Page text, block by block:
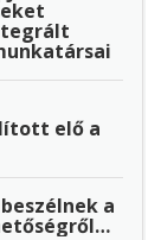
elő a
a